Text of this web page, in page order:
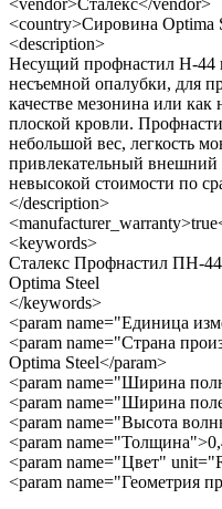
<vendor>Сталекс</vendor>
<country>Сировина Optima
<description>
Несущий профнастил Н-44
несъемной опалубки, для
качестве мезонина или как
плоской кровли.
небольшой вес, легкость
привлекательный внешний
невысокой стоимости по
</description>
<keywords>
Сталекс Профнастил ПН-
Optima Steel
</keywords>
<param name="Единица
<param name="Страна
Optima Steel</param>
<param name="Ширина
<param name="Ширина
<param name="Высота
<param
<param name="Цвет"
<param name="Геометрия